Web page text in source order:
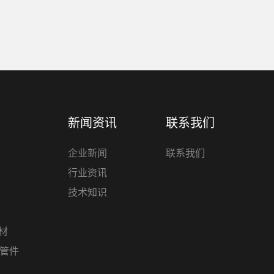
件
新闻资讯
企业新闻
行业资讯
技术知识
联系我们
联系我们